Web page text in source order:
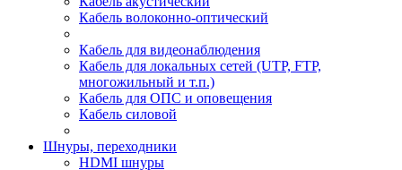
Кабель волоконно-оптический
Кабель для видеонаблюдения
Кабель для локальных сетей (UTP, FTP,
многожильный и т.п.)
Кабель для ОПС и оповещения
Кабель силовой
Шнуры, переходники
HDMI шнуры